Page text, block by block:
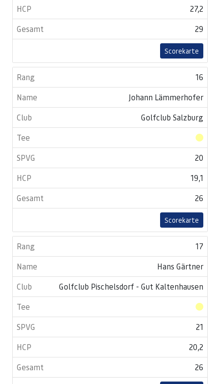
27,2
29
Scorekarte
16
Johann Lämmerhofer
Golfclub Salzburg
20
19,1
26
Scorekarte
17
Hans Gärtner
Golfclub Pischelsdorf - Gut Kaltenhausen
21
20,2
26